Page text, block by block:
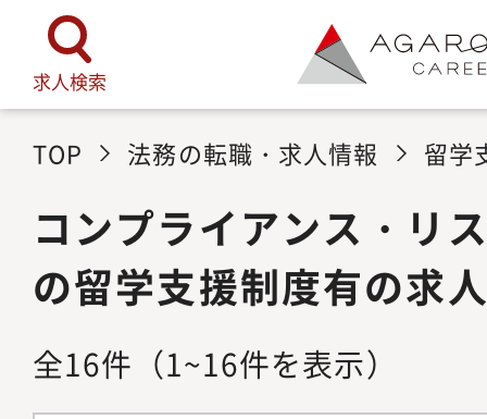
求人検索
TOP 法務の転職・求人情報 留学
コンプライアンス・リ
の留学支援制度有の求
全16件 （1~16件を表示）